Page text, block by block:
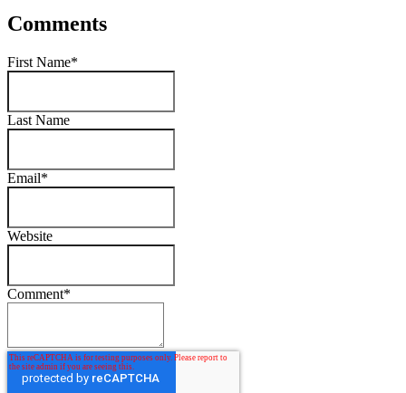
Comments
First Name*
Last Name
Email*
Website
Comment*